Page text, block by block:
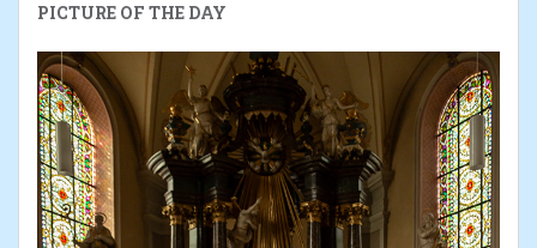
PICTURE OF THE DAY